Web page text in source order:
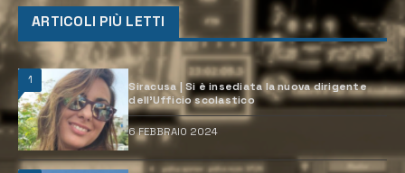
ARTICOLI PIÙ LETTI
1
Siracusa | Si è insediata la nuova dirigente
dell’Ufficio scolastico
6 FEBBRAIO 2024